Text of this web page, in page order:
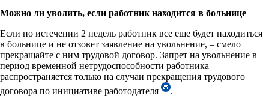
Можно ли уволить, если работник находится в больнице
Если по истечении 2 недель работник все еще будет находиться
в больнице и не отзовет заявление на увольнение, – смело
прекращайте с ним трудовой договор. Запрет на увольнение в
период временной нетрудоспособности работника
распространяется только на случаи прекращения трудового
договора по инициативе работодателя
.